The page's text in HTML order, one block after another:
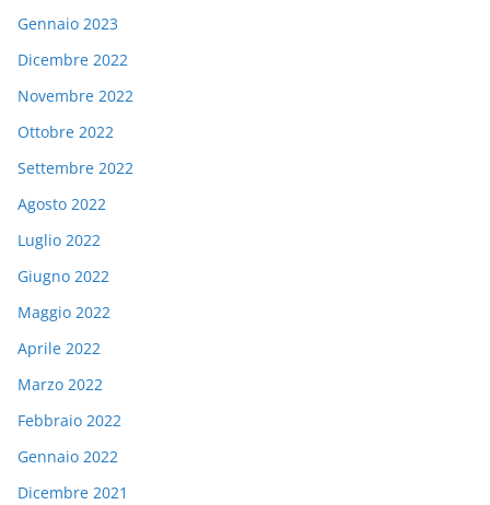
Gennaio 2023
Dicembre 2022
Novembre 2022
Ottobre 2022
Settembre 2022
Agosto 2022
Luglio 2022
Giugno 2022
Maggio 2022
Aprile 2022
Marzo 2022
Febbraio 2022
Gennaio 2022
Dicembre 2021